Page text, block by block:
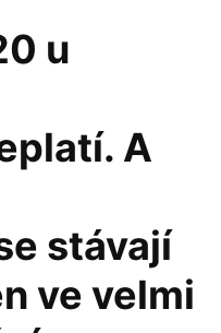
u
A
stávají
ve velmi